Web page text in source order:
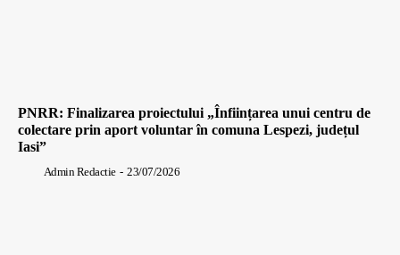
PNRR: Finalizarea proiectului „Înființarea unui centru de
colectare prin aport voluntar în comuna Lespezi, județul
Iasi”
Admin Redactie - 23/07/2026